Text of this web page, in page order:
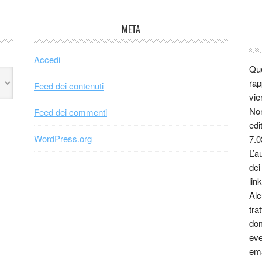
META
Accedi
Feed dei contenuti
Feed dei commenti
WordPress.org